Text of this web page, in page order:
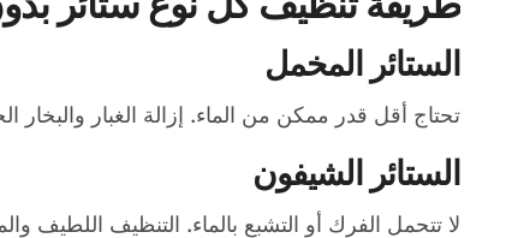
الستائر المخمل
تحتاج أقل قدر ممكن من الماء. إزالة الغبار
الستائر الشيفون
لا تتحمل الفرك أو التشبع بالماء. التنظيف اللطيف